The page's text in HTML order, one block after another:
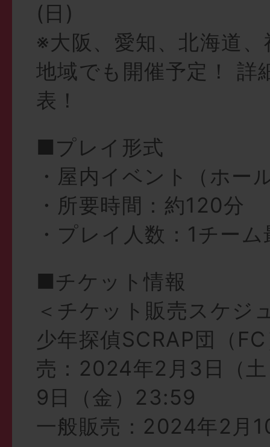
(日)
※大阪、愛知、北海道
地域でも開催予定！ 詳
表！
■プレイ形式
・屋内イベント（ホー
・所要時間：約120分
・プレイ人数：1チー
■チケット情報
＜チケット販売スケジ
少年探偵SCRAP団（
売：2024年2月3日（
9日（金）23:59
一般販売：2024年2月